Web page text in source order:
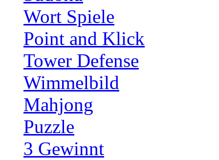
Wort Spiele
Point and Klick
Tower Defense
Wimmelbild
Mahjong
Puzzle
3 Gewinnt